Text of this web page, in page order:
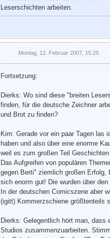
Leserschichten arbeiten.
Montag, 12. Februar 2007, 15:25
Fortsetzung:
Dierks: Wo sind diese "breiten
finden, für die deutsche Zeichner
und Brot zu finden?
Kim: Gerade vor ein paar Tagen las
haben und also über eine enorme
weil es zum großen Teil
Das Aufgreifen von populären
gegen Berti" ziemlich großen Erfolg,
sich enorm gut! Die wurden über
In der deutschen Comicszene aber
(igitt) Kommerzschiene größtenteils
Dierks: Gelegentlich hört man,
Studios zusammenzuarbeiten.